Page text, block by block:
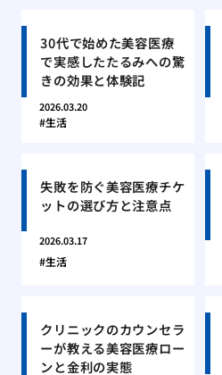
30代で始めた美容医療
で実感したたるみへの驚
きの効果と体験記
2026.03.20
生活
失敗を防ぐ美容医療チケ
ットの選び方と注意点
2026.03.17
生活
クリニックのカウンセラ
ーが教える美容医療ロー
ンと金利の実態